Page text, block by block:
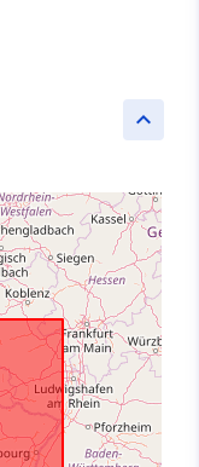
keyboard_arrow_up